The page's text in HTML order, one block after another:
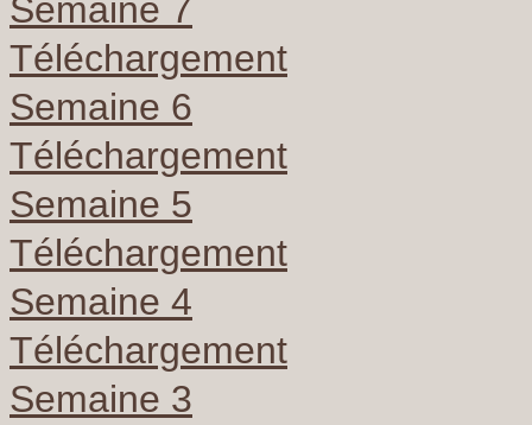
Semaine 7
Téléchargement
Semaine 6
Téléchargement
Semaine 5
Téléchargement
Semaine 4
Téléchargement
Semaine 3